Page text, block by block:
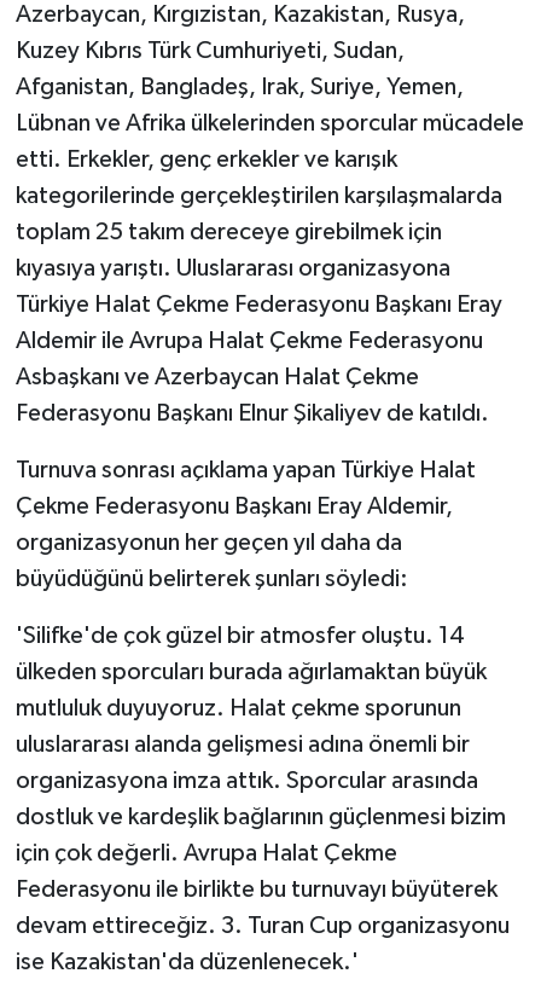
Azerbaycan, Kırgızistan, Kazakistan, Rusya,
Kuzey Kıbrıs Türk Cumhuriyeti, Sudan,
Afganistan, Bangladeş, Irak, Suriye, Yemen,
Lübnan ve Afrika ülkelerinden sporcular mücadele
etti. Erkekler, genç erkekler ve karışık
kategorilerinde gerçekleştirilen karşılaşmalarda
toplam 25 takım dereceye girebilmek için
kıyasıya yarıştı. Uluslararası organizasyona
Türkiye Halat Çekme Federasyonu Başkanı Eray
Aldemir ile Avrupa Halat Çekme Federasyonu
Asbaşkanı ve Azerbaycan Halat Çekme
Federasyonu Başkanı Elnur Şikaliyev de katıldı.
Turnuva sonrası açıklama yapan Türkiye Halat
Çekme Federasyonu Başkanı Eray Aldemir,
organizasyonun her geçen yıl daha da
büyüdüğünü belirterek şunları söyledi:
'Silifke'de çok güzel bir atmosfer oluştu. 14
ülkeden sporcuları burada ağırlamaktan büyük
mutluluk duyuyoruz. Halat çekme sporunun
uluslararası alanda gelişmesi adına önemli bir
organizasyona imza attık. Sporcular arasında
dostluk ve kardeşlik bağlarının güçlenmesi bizim
için çok değerli. Avrupa Halat Çekme
Federasyonu ile birlikte bu turnuvayı büyüterek
devam ettireceğiz. 3. Turan Cup organizasyonu
ise Kazakistan'da düzenlenecek.'
İş Dünyası
Jandarma
Kadın
KÜLTÜR SANAT
MAGAZİN
POLİTİKA
Sağlık
SİYASET
TEKNOLOJİ
Turizm
ÜLKE GÜNDEMİ
YAŞAM
YEREL
Yerel Haberler